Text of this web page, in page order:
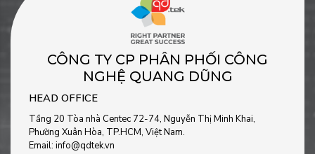
CÔNG TY CP PHÂN PHỐI CÔNG
NGHỆ QUANG DŨNG
HEAD OFFICE
Tầng 20 Tòa nhà Centec 72-74, Nguyễn Thị Minh Khai,
Phường Xuân Hòa, TP.HCM, Việt Nam.
Email: info@qdtek.vn